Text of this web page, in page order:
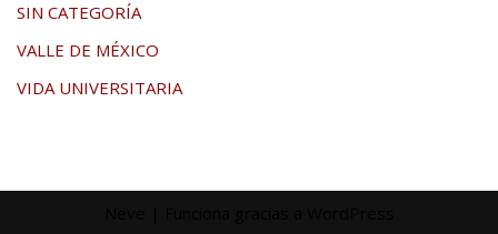
SIN CATEGORÍA
VALLE DE MÉXICO
VIDA UNIVERSITARIA